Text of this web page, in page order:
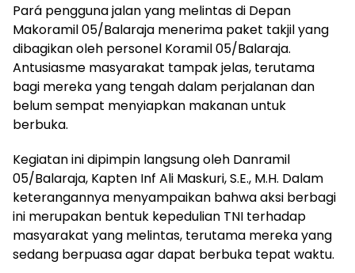
Pará pengguna jalan yang melintas di Depan
Makoramil 05/Balaraja menerima paket takjil yang
dibagikan oleh personel Koramil 05/Balaraja.
Antusiasme masyarakat tampak jelas, terutama
bagi mereka yang tengah dalam perjalanan dan
belum sempat menyiapkan makanan untuk
berbuka.
Kegiatan ini dipimpin langsung oleh Danramil
05/Balaraja, Kapten Inf Ali Maskuri, S.E., M.H. Dalam
keterangannya menyampaikan bahwa aksi berbagi
ini merupakan bentuk kepedulian TNI terhadap
masyarakat yang melintas, terutama mereka yang
sedang berpuasa agar dapat berbuka tepat waktu.